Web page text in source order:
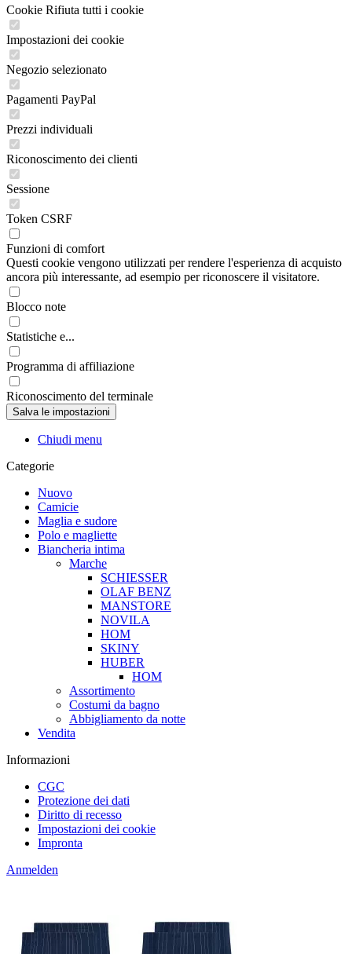
Cookie Rifiuta tutti i cookie
Impostazioni dei cookie
Negozio selezionato
Pagamenti PayPal
Prezzi individuali
Riconoscimento dei clienti
Sessione
Token CSRF
Funzioni di comfort
Questi cookie vengono utilizzati per rendere l'esperienza di acquisto
ancora più interessante, ad esempio per riconoscere il visitatore.
Blocco note
Statistiche e...
Programma di affiliazione
Riconoscimento del terminale
Chiudi menu
Categorie
Nuovo
Camicie
Maglia e sudore
Polo e magliette
Biancheria intima
Marche
SCHIESSER
OLAF BENZ
MANSTORE
NOVILA
HOM
SKINY
HUBER
HOM
Assortimento
Costumi da bagno
Abbigliamento da notte
Vendita
Informazioni
CGC
Protezione dei dati
Diritto di recesso
Impostazioni dei cookie
Impronta
Anmelden